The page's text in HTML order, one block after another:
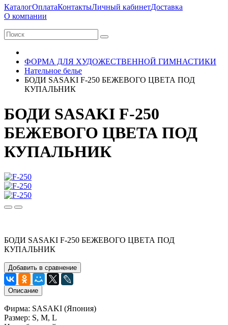
КаталогОплатаКонтактыЛичный кабинетДоставка
О компании
ФОРМА ДЛЯ ХУДОЖЕСТВЕННОЙ ГИМНАСТИКИ
Нательное белье
БОДИ SASAKI F-250 БЕЖЕВОГО ЦВЕТА ПОД
КУПАЛЬНИК
БОДИ SASAKI F-250
БЕЖЕВОГО ЦВЕТА ПОД
КУПАЛЬНИК
БОДИ SASAKI F-250 БЕЖЕВОГО ЦВЕТА ПОД
КУПАЛЬНИК
Добавить в сравнение
Описание
Фирма: SASAKI (Япония)
Размер: S, M, L